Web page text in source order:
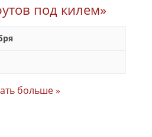
под килем»
больше »